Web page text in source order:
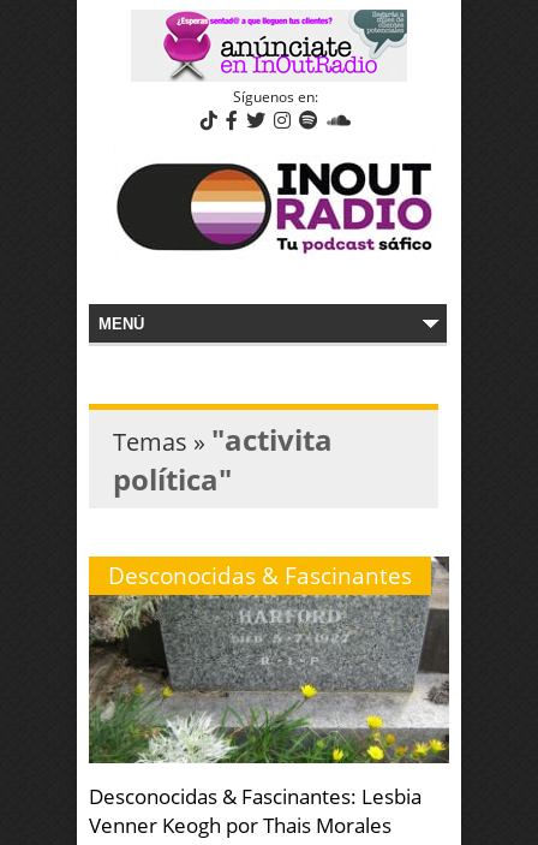
Síguenos en:
Temas » "activita
política"
Desconocidas & Fascinantes
Desconocidas & Fascinantes: Lesbia
Venner Keogh por Thais Morales